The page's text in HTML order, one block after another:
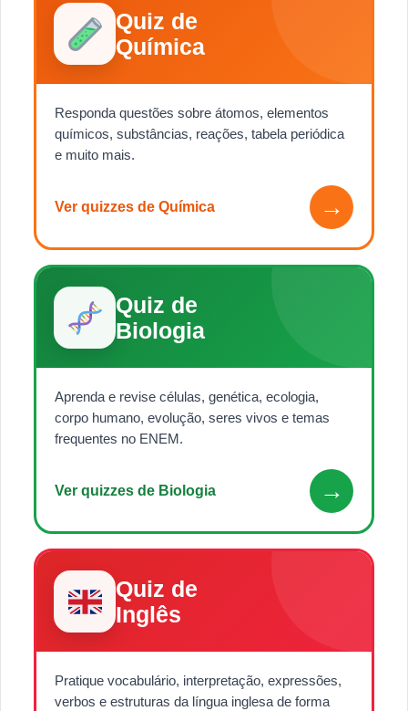
Quiz de
Química
Responda questões sobre átomos, elementos
químicos, substâncias, reações, tabela periódica
e muito mais.
Ver quizzes de Química →
Quiz de
Biologia
Aprenda e revise células, genética, ecologia,
corpo humano, evolução, seres vivos e temas
frequentes no ENEM.
Ver quizzes de Biologia →
Quiz de
Inglês
Pratique vocabulário, interpretação, expressões,
verbos e estruturas da língua inglesa de forma